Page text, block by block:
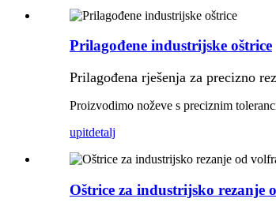
Prilagođene industrijske oštrice
Prilagođena rješenja za precizno
Proizvodimo noževe s preciznim
upitdetalj
Oštrice za industrijsko rezanje